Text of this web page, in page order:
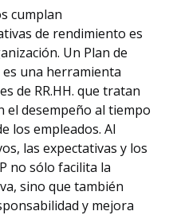
cumplan
de rendimiento es
Un Plan de
es una herramienta
de RR.HH. que tratan
el desempeño al tiempo
los empleados. Al
las expectativas y los
no sólo facilita la
sino que también
y mejora